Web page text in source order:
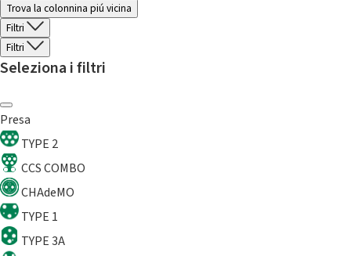
Trova la colonnina piú vicina
Filtri
Filtri
Seleziona i filtri
Presa
TYPE 2
CCS COMBO
CHAdeMO
TYPE 1
TYPE 3A